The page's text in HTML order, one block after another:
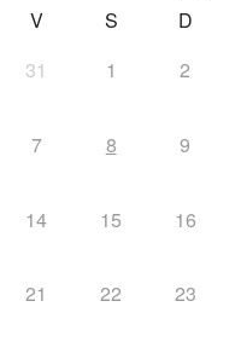
V S
D
31 1 2
7 8 9
14 15 16
21 22 23